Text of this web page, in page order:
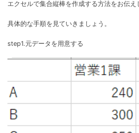
エクセルで集合縦棒を作成する方法をお伝え
具体的な手順を見ていきましょう。
step1.元データを用意する